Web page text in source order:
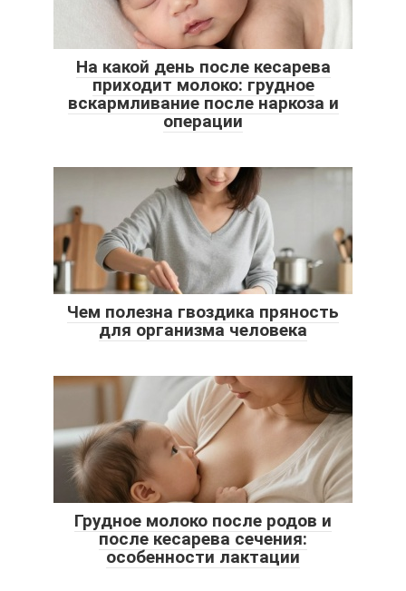
На какой день после кесарева
приходит молоко: грудное
вскармливание после наркоза и
операции
Чем полезна гвоздика пряность
для организма человека
Грудное молоко после родов и
после кесарева сечения:
особенности лактации